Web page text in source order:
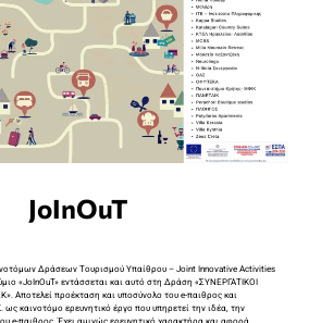
JoInOuT
Δράσεων Τουρισμού Υπαίθρου – Joint Innovative Activities
«JoInOuT» εντάσσεται και αυτό στη Δράση «ΣΥΝΕΡΓΑΤΙΚΟΙ
Αποτελεί προέκταση και υποσύνολο του e-παιθρος και
καινοτόμο ερευνητικό έργο που υπηρετεί την ιδέα, την